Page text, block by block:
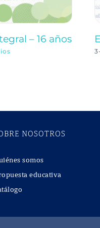
– 16 años
NOSOTROS
somos
educativa